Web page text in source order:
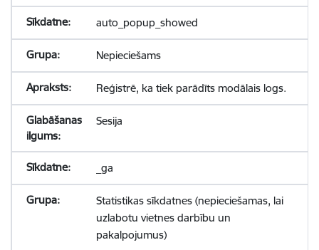
auto_popup_showed
Nepieciešams
Reģistrē, ka tiek parādīts modālais logs.
Sesija
_ga
Statistikas sīkdatnes (nepieciešamas, lai
uzlabotu vietnes darbību un
pakalpojumus)